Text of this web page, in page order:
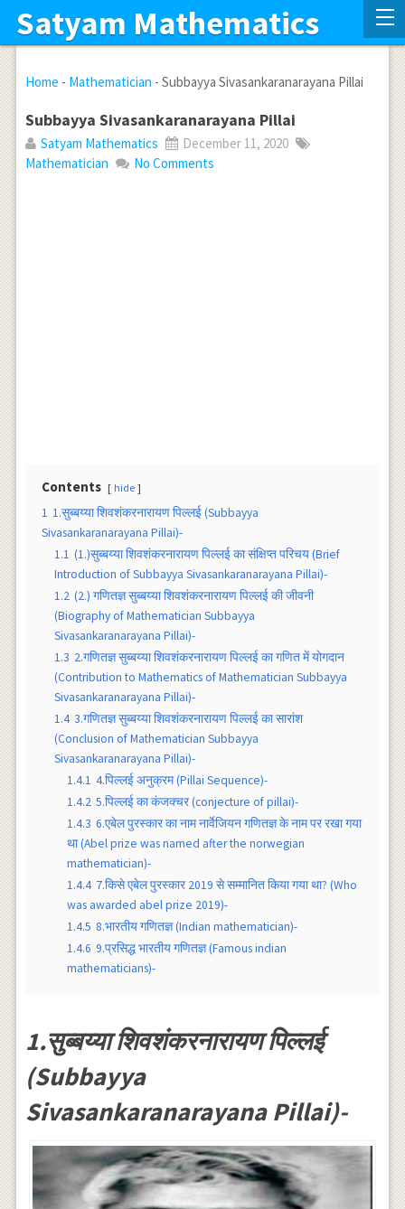
Satyam Mathematics
Home - Mathematician - Subbayya Sivasankaranarayana Pillai
Subbayya Sivasankaranarayana Pillai
Satyam Mathematics
December 11, 2020
Mathematician
No Comments
Contents hide
1 1.सुब्बय्या शिवशंकरनारायण पिल्लई (Subbayya
Sivasankaranarayana Pillai)-
1.1 (1.)सुब्बय्या शिवशंकरनारायण पिल्लई का संक्षिप्त परिचय (Brief
Introduction of Subbayya Sivasankaranarayana Pillai)-
1.2 (2.) गणितज्ञ सुब्बय्या शिवशंकरनारायण पिल्लई की जीवनी
(Biography of Mathematician Subbayya
Sivasankaranarayana Pillai)-
1.3 2.गणितज्ञ सुब्बय्या शिवशंकरनारायण पिल्लई का गणित में योगदान
(Contribution to Mathematics of Mathematician Subbayya
Sivasankaranarayana Pillai)-
1.4 3.गणितज्ञ सुब्बय्या शिवशंकरनारायण पिल्लई का सारांश
(Conclusion of Mathematician Subbayya
Sivasankaranarayana Pillai)-
1.4.1 4.पिल्लई अनुक्रम (Pillai Sequence)-
1.4.2 5.पिल्लई का कंजक्चर (conjecture of pillai)-
1.4.3 6.एबेल पुरस्कार का नाम नार्वेजियन गणितज्ञ के नाम पर रखा गया
था (Abel prize was named after the norwegian
mathematician)-
1.4.4 7.किसे एबेल पुरस्कार 2019 से सम्मानित किया गया था? (Who
was awarded abel prize 2019)-
1.4.5 8.भारतीय गणितज्ञ (Indian mathematician)-
1.4.6 9.प्रसिद्ध भारतीय गणितज्ञ (Famous indian
mathematicians)-
1.सुब्बय्या शिवशंकरनारायण पिल्लई
(Subbayya
Sivasankaranarayana Pillai)-